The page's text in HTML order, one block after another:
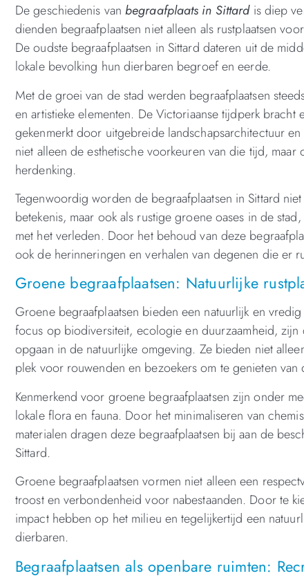
De geschiedenis van begraafplaats in Sittardis diep
dienden begraafplaatsen niet alleen als rustplaatsen
De oudste begraafplaatsen in Sittard dateren uit de
lokale bevolking hun dierbaren begroef en eerde.
Met de groei van de stad werden begraafplaatsen
en artistieke elementen. De Victoriaanse tijdperk
gekenmerkt door uitgebreide landschapsarchitectuur
niet alleen de esthetische voorkeuren van die tijd,
herdenking.
Tegenwoordig worden de begraafplaatsen in Sittard
betekenis, maar ook als rustige groene oases in de
met het verleden. Door het behoud van deze
ook de herinneringen en verhalen van degenen die er
Groene begraafplaatsen: Natuurlijke
Groene begraafplaatsen bieden een natuurlijk en
focus op biodiversiteit, ecologie en duurzaamheid, zijn
opgaan in de natuurlijke omgeving. Ze bieden niet
plek voor rouwenden en bezoekers om te genieten van
Kenmerkend voor groene begraafplaatsen zijn onder
lokale flora en fauna. Door het minimaliseren van
materialen dragen deze begraafplaatsen bij aan de
Sittard.
Groene begraafplaatsen vormen niet alleen een
troost en verbondenheid voor nabestaanden. Door te
impact hebben op het milieu en tegelijkertijd een
dierbaren.
Begraafplaatsen als openbare ruimten: